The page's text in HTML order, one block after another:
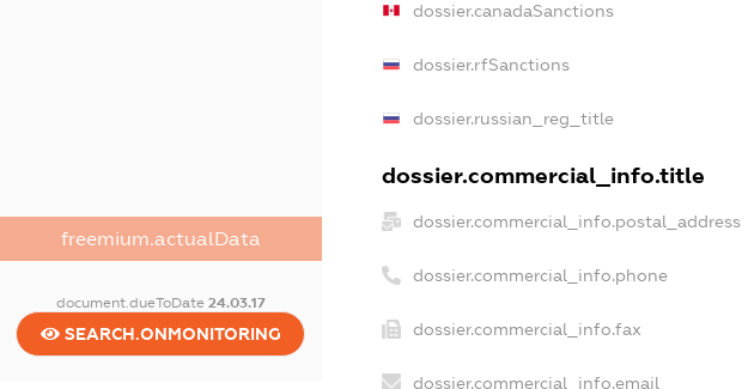
freemium.actualData
document.dueToDate 24.03.17
SEARCH.ONMONITORING
dossier.canadaSanctions
dossier.rfSanctions
dossier.russian_reg_title
dossier.commercial_info.title
dossier.commercial_info.postal_address
dossier.commercial_info.phone
dossier.commercial_info.fax
dossier.commercial_info.email